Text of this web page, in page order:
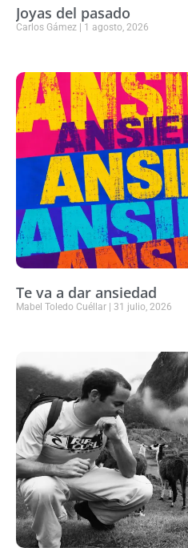
Joyas del pasado
Carlos Gámez 1 agosto, 2026
Te va a dar ansiedad
Mabel Toledo Cuéllar 31 julio, 2026